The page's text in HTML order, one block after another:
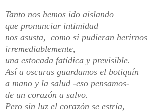
Tanto nos hemos ido aislando
que pronunciar intimidad
nos asusta, como si pudieran herirnos
irremediablemente,
una estocada fatídica y previsible.
Así a oscuras guardamos el botiquín
a mano y la salud -eso pensamos-
de un corazón a salvo.
Pero sin luz el corazón se estría,